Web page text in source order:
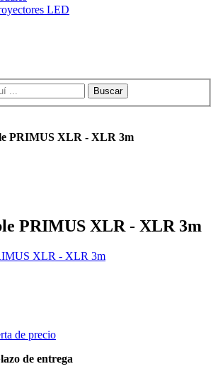
LED
Buscar
PRIMUS XLR - XLR 3m
PRIMUS XLR - XLR 3m
de precio
de entrega